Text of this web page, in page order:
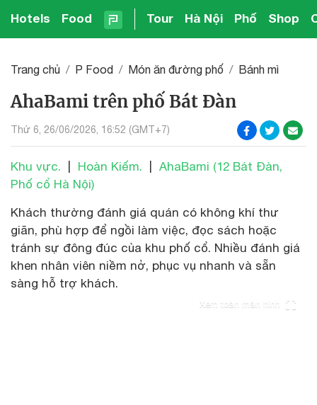
Hotels Food Tour Hà Nội Phố Shop
Trang chủ P Food Món ăn đường phố Bánh mì
AhaBami trên phố Bát Đàn
Thứ 6, 26/06/2026, 16:52 (GMT+7)
Khu vực. Hoàn Kiếm.
AhaBami (12 Bát Đàn,
Phố cổ Hà Nội)
Khách thường đánh giá quán có không khí thư
giãn, phù hợp để ngồi làm việc, đọc sách hoặc
tránh sự đông đúc của khu phố cổ. Nhiều đánh giá
khen nhân viên niềm nở, phục vụ nhanh và sẵn
sàng hỗ trợ khách.
Xem toàn màn hình